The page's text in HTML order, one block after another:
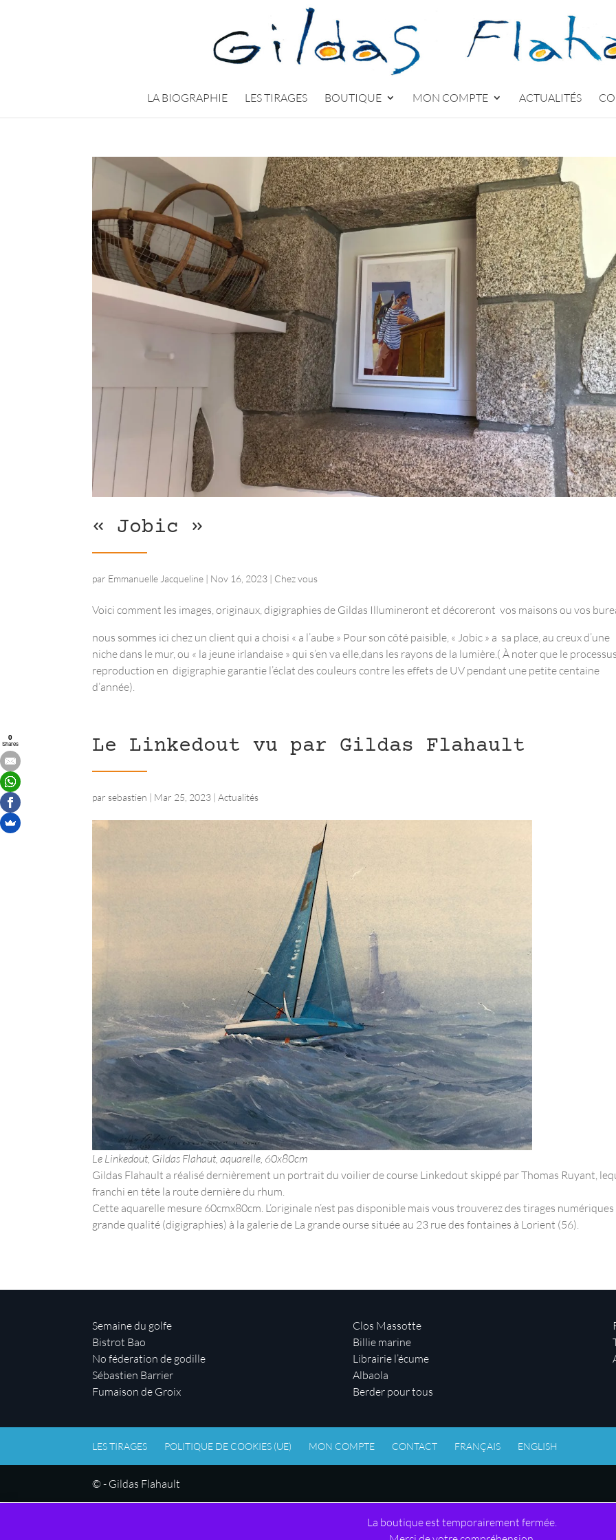
La boutique est temporairement fermée.
LA BIOGRAPHIE LES TIRAGES BOUTIQUE MON COMPTE ACTUALITÉS
« Jobic »
par Emmanuelle Jacqueline | Nov 16, 2023 | Chez vous
Voici comment les images, originaux, digigraphies de Gildas Illumineront et décoreront vos maisons ou vos
nous sommes ici chez un client qui a choisi « a l’aube » Pour son côté paisible, « Jobic » a sa place, au creux d’une
niche dans le mur, ou « la jeune irlandaise » qui s’en va elle,dans les rayons de la lumière.( À noter que le
reproduction en digigraphie garantie l’éclat des couleurs contre les effets de UV pendant une petite centaine
d’année).
Le Linkedout vu par Gildas Flahault
par sebastien | Mar 25, 2023 |Actualités
Le Linkedout, Gildas Flahaut, aquarelle, 60x80cm
Gildas Flahault a réalisé dernièrement un portrait du voilier de course Linkedout skippé par Thomas Ruyant,
franchi en tête la route dernière du rhum.
Cette aquarelle mesure 60cmx80cm. L’originale n’est pas disponible mais vous trouverez des tirages
grande qualité (digigraphies) à la galerie de La grande ourse située au 23 rue des fontaines à Lorient (56).
Semaine du golfe
Bistrot Bao
No féderation de godille
Sébastien Barrier
Fumaison de Groix
Clos Massotte
Billie marine
Librairie l’écume
Albaola
Berder pour tous
LES TIRAGES POLITIQUE DE COOKIES (UE) MON COMPTE CONTACT FRANÇAIS ENGLISH
© - Gildas Flahault
0
Shares